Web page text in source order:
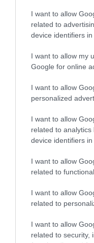
I want to allow
related to
device identifiers in
I want to allow my
Google for online
I want to allow
personalized
I want to allow
related to
device identifiers in
I want to allow
related to
I want to allow
related to
I want to allow
related to security,
Fungus Dries Up
155 110
3 h 14 min